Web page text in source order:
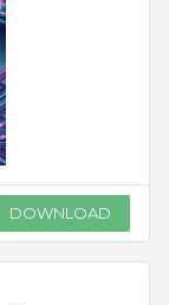
DOWNLOAD